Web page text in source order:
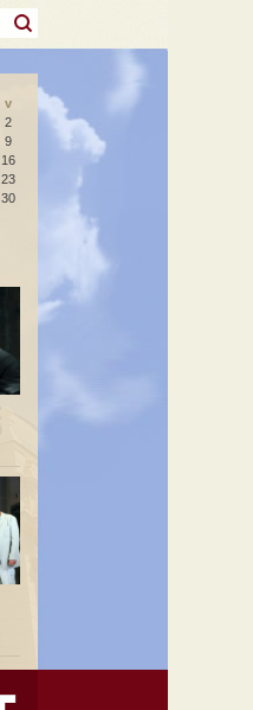
v
2
9
16
23
30